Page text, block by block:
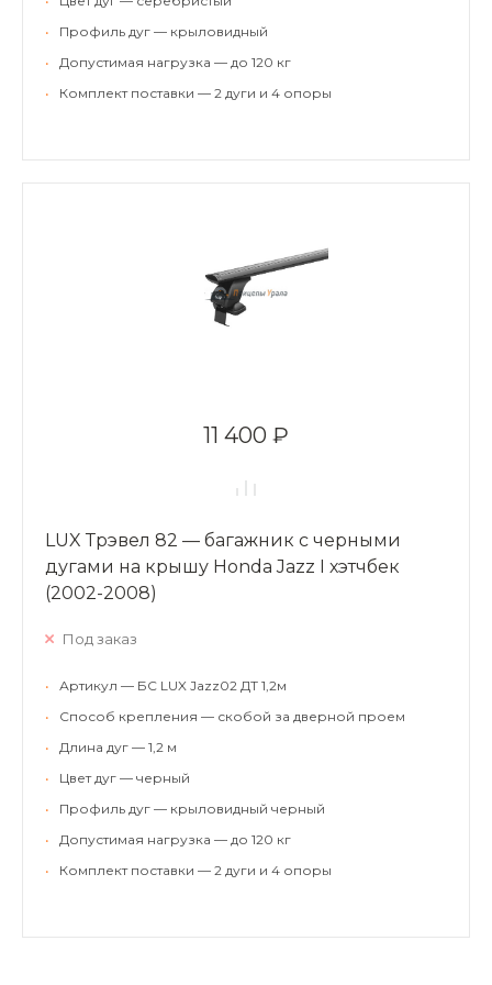
•
Профиль дуг — крыловидный
•
Допустимая нагрузка — до 120 кг
•
Комплект поставки — 2 дуги и 4 опоры
11 400 ₽
LUX Трэвел 82 — багажник с черными
дугами на крышу Honda Jazz I хэтчбек
(2002-2008)
Под заказ
•
Артикул — БС LUX Jazz02 ДТ 1,2м
•
Способ крепления — скобой за дверной проем
•
Длина дуг — 1,2 м
•
Цвет дуг — черный
•
Профиль дуг — крыловидный черный
•
Допустимая нагрузка — до 120 кг
•
Комплект поставки — 2 дуги и 4 опоры